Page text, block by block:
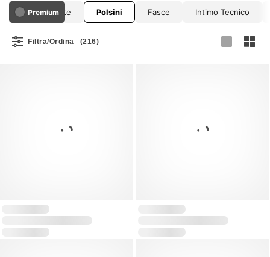
PremiumTute Polsini Fasce Intimo Tecnico
Filtra/Ordina (216)